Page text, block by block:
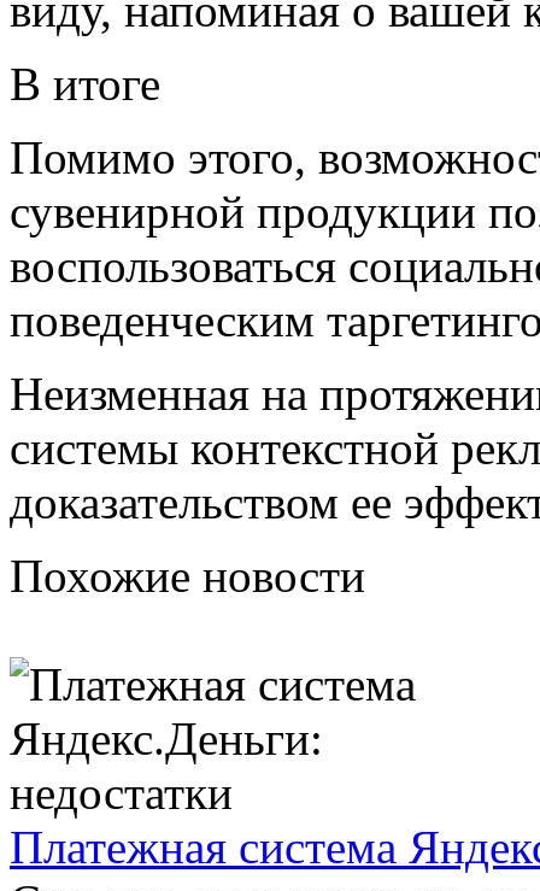
В итоге
Помимо этого,
сувенирной продукции
воспользоваться
поведенческим
Неизменная на
системы контекстной
доказательством ее
Похожие новости
Платежная система